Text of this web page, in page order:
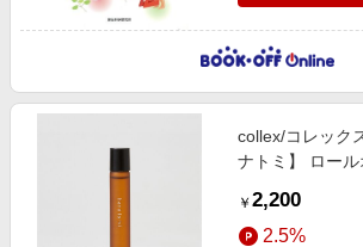
collex/コレック
ナトミ】 ロール
￥ 2,200
2.5%